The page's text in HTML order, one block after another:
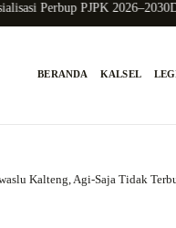
Perbup PJPK 2026–2030
BERANDA KALSEL
Kalteng, Agi-Saja Tidak